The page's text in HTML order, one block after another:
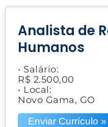
Analista de
Humanos
• Salário:
R$ 2.500,00
• Local:
Novo Gama, GO
Enviar Currículo »